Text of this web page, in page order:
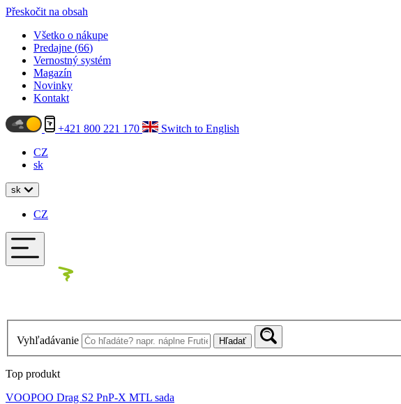
Přeskočit na obsah
Všetko o nákupe
Predajne (66)
Vernostný systém
Magazín
Novinky
Kontakt
+421 800 221 170
Switch to English
CZ
sk
sk
CZ
Vyhľadávanie Hľadať
Top produkt
VOOPOO Drag S2 PnP-X MTL sada